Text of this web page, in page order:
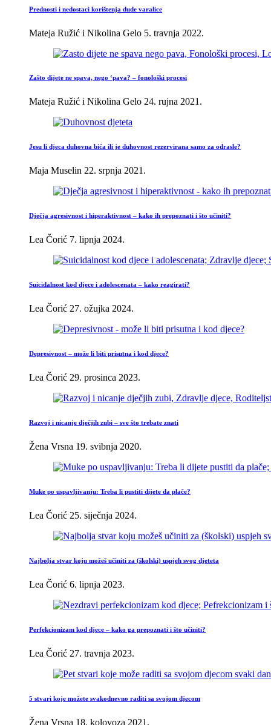
Prednosti i nedostaci korištenja dude varalice
Mateja Ružić i Nikolina Gelo 5. travnja 2022.
Zašto dijete ne spava, nego ‘pava? – fonološki procesi
Mateja Ružić i Nikolina Gelo 24. rujna 2021.
Jesu li djeca duhovna bića ili je duhovnost rezervirana samo za odrasle?
Maja Muselin 22. srpnja 2021.
Dječja agresivnost i hiperaktivnost – kako ih prepoznati i što učiniti?
Lea Čorić 7. lipnja 2024.
Suicidalnost kod djece i adolescenata – kako reagirati?
Lea Čorić 27. ožujka 2024.
Depresivnost – može li biti prisutna i kod djece?
Lea Čorić 29. prosinca 2023.
Razvoj i nicanje dječjih zubi – sve što trebate znati
Žena Vrsna 19. svibnja 2020.
Muke po uspavljivanju: Treba li pustiti dijete da plače?
Lea Čorić 25. siječnja 2024.
Najbolja stvar koju možeš učiniti za (školski) uspjeh svog djeteta
Lea Čorić 6. lipnja 2023.
Perfekcionizam kod djece – kako ga prepoznati i što učiniti?
Lea Čorić 27. travnja 2023.
5 stvari koje možete svakodnevno raditi sa svojom djecom
Žena Vrsna 18. kolovoza 2021.